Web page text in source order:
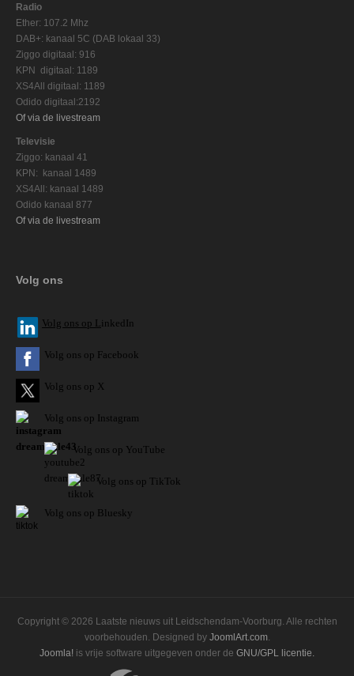
Radio
Ether: 107.2 Mhz
DAB+: kanaal 5C (DAB lokaal 33)
Ziggo digitaal: 916
KPN digitaal: 1189
XS4All digitaal: 1189
Odido digitaal:2192
Of via de livestream
Televisie
Ziggo: kanaal 41
KPN: kanaal 1489
XS4All: kanaal 1489
Odido kanaal 877
Of via de livestream
Volg ons
Volg ons op L inkedIn
Volg ons op Facebook
Volg ons op X
Volg ons op Instagram
Volg ons op YouTube
Volg ons op TikTok
Volg ons op Bluesky
Copyright © 2026 Laatste nieuws uit Leidschendam-Voorburg. Alle rechten
voorbehouden. Designed by JoomlArt.com.
Joomla! is vrije software uitgegeven onder de GNU/GPL licentie.